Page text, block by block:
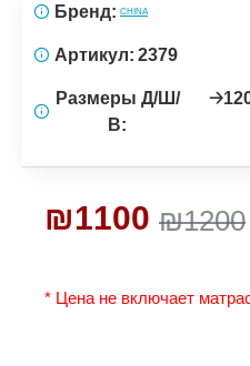
* Цена не включает
₪1200
₪1100
Бренд: CHINA
Артикул: 2379
Размеры Д/Ш/
В: